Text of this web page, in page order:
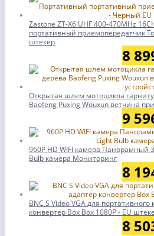
Zastone ZT-X6 UHF 400-470MHz
портативный приемопередатчик
штекер
8
Открытая шлем мотоцикла
Baofeng Puxing Wouxun ветчина
9
960P HD WIFI камера Панорамный
Bulb камера Мониторинг
8
BNC S Video VGA для
конвертер Box Box 1080P - EU
8